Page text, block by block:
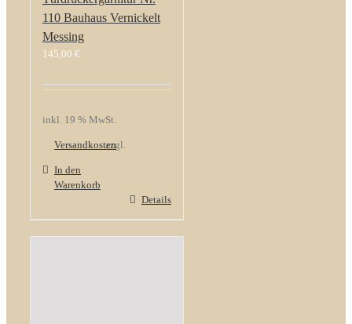
110 Bauhaus Vernickelt
Messing
145,00 €
inkl. 19 % MwSt.
zzgl.
Versandkosten
In den
Warenkorb
Details